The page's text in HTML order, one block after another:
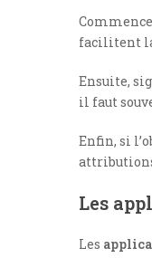
facilitent
Ensuite,
il faut
Enfin, si
Les
Les